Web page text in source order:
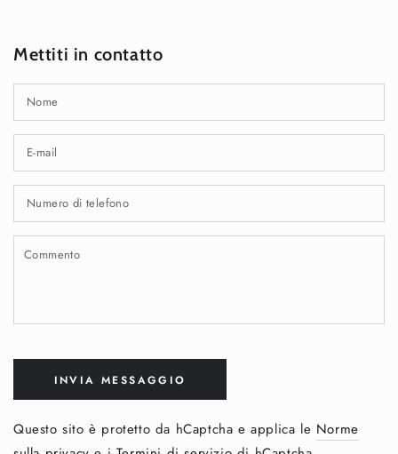
Mettiti in contatto
di
INVIA MESSAGGIO
Questo sito è protetto da hCaptcha e applica le Norme